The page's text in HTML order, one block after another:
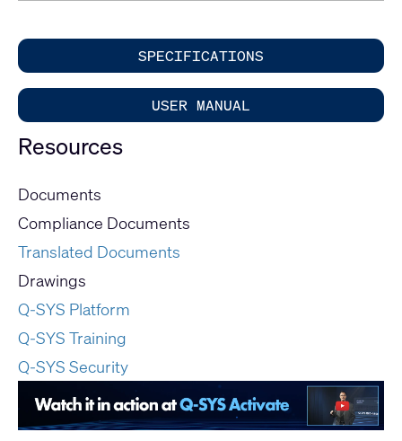
SPECIFICATIONS
USER MANUAL
Resources
Documents
Compliance Documents
Translated Documents
Drawings
Q-SYS Platform
Q-SYS Training
Q-SYS Security